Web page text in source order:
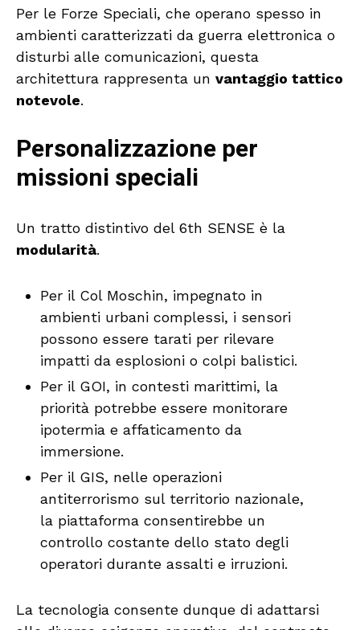
Per le Forze Speciali, che operano spesso in
ambienti caratterizzati da guerra elettronica o
disturbi alle comunicazioni, questa
architettura rappresenta un vantaggio tattico
notevole.
Personalizzazione per
missioni speciali
Un tratto distintivo del 6th SENSE è la
modularità.
Per il Col Moschin, impegnato in
ambienti urbani complessi, i sensori
possono essere tarati per rilevare
impatti da esplosioni o colpi balistici.
Per il GOI, in contesti marittimi, la
priorità potrebbe essere monitorare
ipotermia e affaticamento da
immersione.
Per il GIS, nelle operazioni
antiterrorismo sul territorio nazionale,
la piattaforma consentirebbe un
controllo costante dello stato degli
operatori durante assalti e irruzioni.
La tecnologia consente dunque di adattarsi